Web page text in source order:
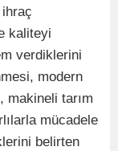
kaliteyi
verdiklerini
modern
makineli tarım
mücadele
belirten